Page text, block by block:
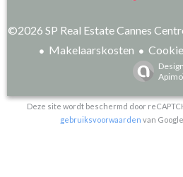
©2026 SP Real Estate Cannes
Makelaarskosten
Deze site wordt beschermd door
gebruiksvoorwaarden van